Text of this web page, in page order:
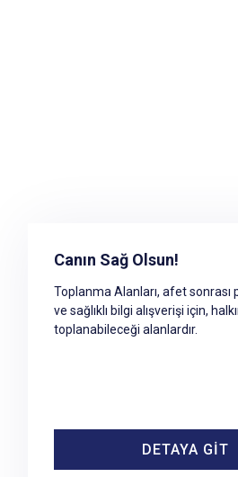
Toplanma Alanına Erişim
Afet ve acil durumlar
merkezleri hazır olana kadar
içerisinde yaşanacak paniği
DETAYA GİT
Canın Sağ Olsun!
Toplanma Alanları, afet sonrası
ve sağlıklı bilgi alışverişi için,
toplanabileceği alanlardır.
DETAYA GİT